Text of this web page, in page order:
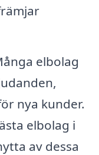
elbolag
nya kunder.
elbolag i
av dessa